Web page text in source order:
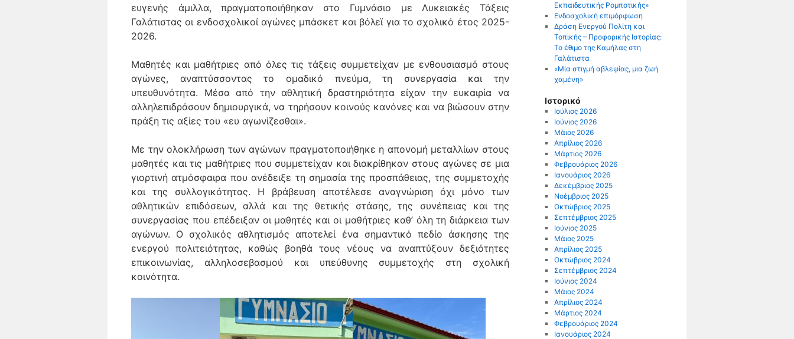
ευγενής άμιλλα, πραγματοποιήθηκαν στο Γυμνάσιο με Λυκειακές Τάξεις
Γαλάτιστας οι ενδοσχολικοί αγώνες μπάσκετ και βόλεϊ για το σχολικό έτος 2025-
2026.
Μαθητές και μαθήτριες από όλες τις τάξεις συμμετείχαν με ενθουσιασμό στους
αγώνες, αναπτύσσοντας το ομαδικό πνεύμα, τη συνεργασία και την
υπευθυνότητα. Μέσα από την αθλητική δραστηριότητα είχαν την ευκαιρία να
αλληλεπιδράσουν δημιουργικά, να τηρήσουν κοινούς κανόνες και να βιώσουν στην
πράξη τις αξίες του «ευ αγωνίζεσθαι».
Με την ολοκλήρωση των αγώνων πραγματοποιήθηκε η απονομή μεταλλίων στους
μαθητές και τις μαθήτριες που συμμετείχαν και διακρίθηκαν στους αγώνες σε μια
γιορτινή ατμόσφαιρα που ανέδειξε τη σημασία της προσπάθειας, της συμμετοχής
και της συλλογικότητας. Η βράβευση αποτέλεσε αναγνώριση όχι μόνο των
αθλητικών επιδόσεων, αλλά και της θετικής στάσης, της συνέπειας και της
συνεργασίας που επέδειξαν οι μαθητές και οι μαθήτριες καθ’ όλη τη διάρκεια των
αγώνων. Ο σχολικός αθλητισμός αποτελεί ένα σημαντικό πεδίο άσκησης της
ενεργού πολιτειότητας, καθώς βοηθά τους νέους να αναπτύξουν δεξιότητες
επικοινωνίας, αλληλοσεβασμού και υπεύθυνης συμμετοχής στη σχολική
κοινότητα.
Εκπαιδευτικής Ρομποτικής»
Ενδοσχολική επιμόρφωση
Δράση Ενεργού Πολίτη και
Τοπικής – Προφορικής Ιστορίας:
Το έθιμο της Καμήλας στη
Γαλάτιστα
«Μία στιγμή αβλεψίας, μια ζωή
χαμένη»
Ιστορικό
Ιούλιος 2026
Ιούνιος 2026
Μάιος 2026
Απρίλιος 2026
Μάρτιος 2026
Φεβρουάριος 2026
Ιανουάριος 2026
Δεκέμβριος 2025
Νοέμβριος 2025
Οκτώβριος 2025
Σεπτέμβριος 2025
Ιούνιος 2025
Μάιος 2025
Απρίλιος 2025
Οκτώβριος 2024
Σεπτέμβριος 2024
Ιούνιος 2024
Μάιος 2024
Απρίλιος 2024
Μάρτιος 2024
Φεβρουάριος 2024
Ιανουάριος 2024